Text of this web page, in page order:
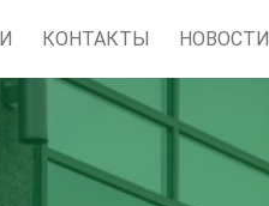
КОНТАКТЫ НОВОСТИ